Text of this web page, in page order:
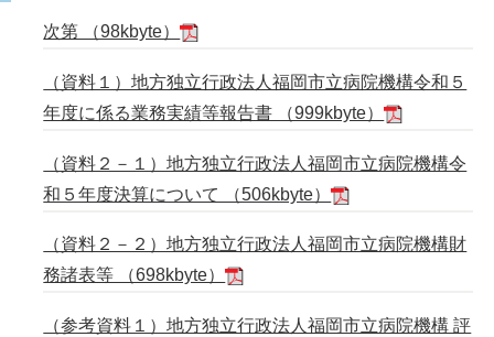
次第 （98kbyte）
（資料１）地方独立行政法人福岡市立病院機構令和５
年度に係る業務実績等報告書 （999kbyte）
（資料２－１）地方独立行政法人福岡市立病院機構令
和５年度決算について （506kbyte）
（資料２－２）地方独立行政法人福岡市立病院機構財
務諸表等 （698kbyte）
（参考資料１）地方独立行政法人福岡市立病院機構 評